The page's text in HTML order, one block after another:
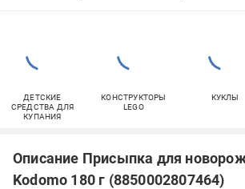
ДЕТСКИЕ
СРЕДСТВА ДЛЯ
КУПАНИЯ
КОНСТРУКТОРЫ
LEGO
КУКЛЫ
Описание Присыпка для
Kodomo 180 г (8850002807464)